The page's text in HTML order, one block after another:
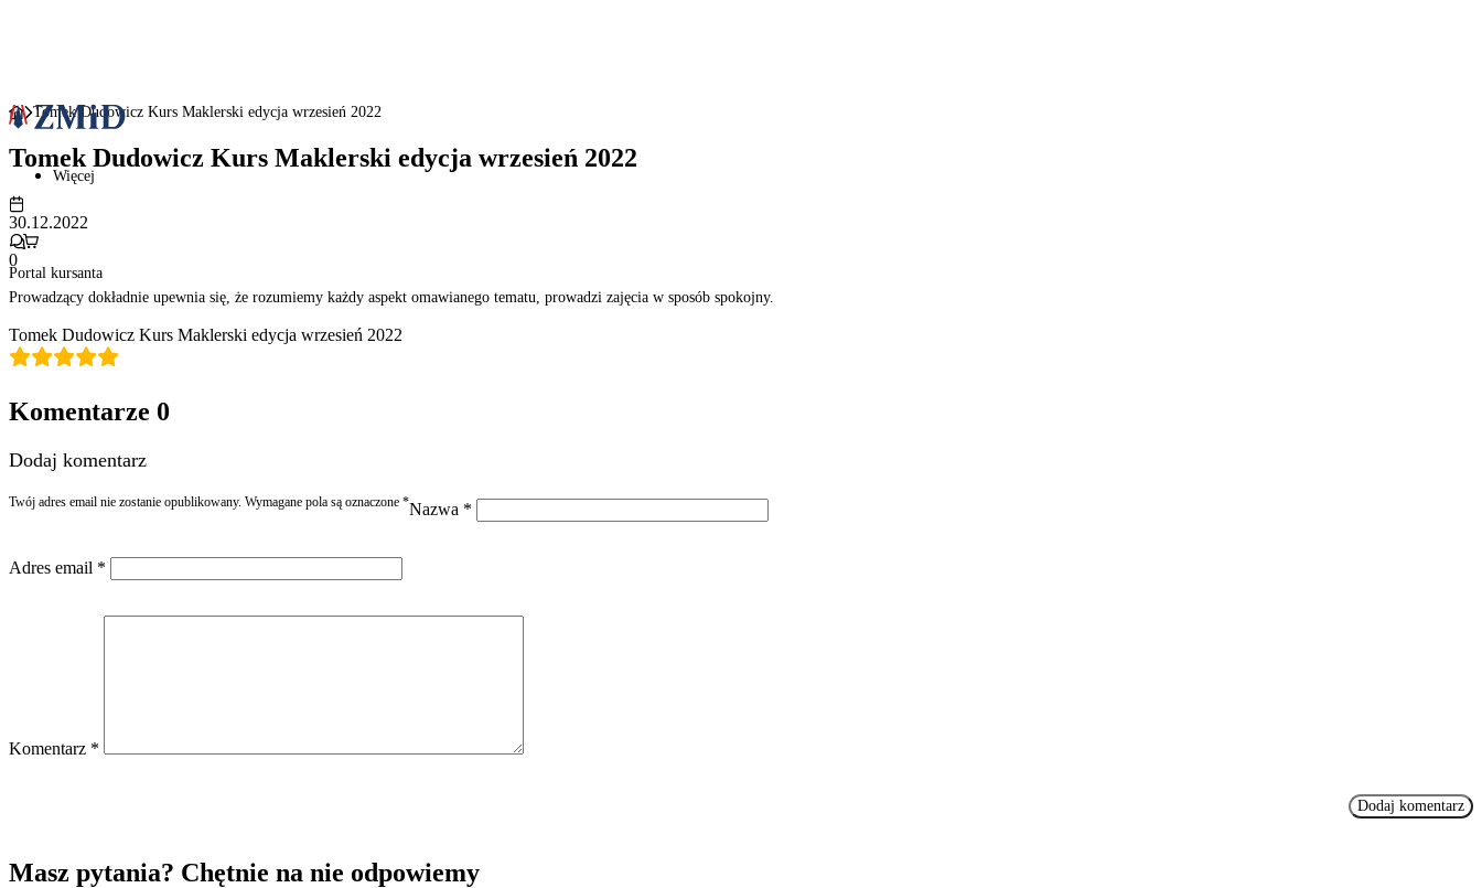
Więcej
Portal kursanta
Tomek Dudowicz Kurs Maklerski edycja wrzesień 2022
Tomek Dudowicz Kurs Maklerski edycja wrzesień 2022
30.12.2022
0
Prowadzący dokładnie upewnia się, że rozumiemy każdy aspekt omawianego tematu, prowadzi zajęcia w sposób spokojny.
Tomek Dudowicz Kurs Maklerski edycja wrzesień 2022
Komentarze 0
Dodaj komentarz
Twój adres email nie zostanie opublikowany. Wymagane pola są oznaczone *
Komentarz *
Nazwa *
Adres email *
Masz pytania? Chętnie na nie odpowiemy